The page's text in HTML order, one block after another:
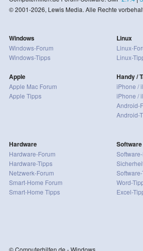
© 2001-2026, Lewis Media. Alle Rechte
Windows
Windows-Forum
Windows-Tipps
Apple
Apple Mac Forum
Apple Tipps
Linux
Linux-
Linux-
Handy /
iPhone /
iPhone /
Android-
Android-
Hardware
Hardware-Forum
Hardware-Tipps
Netzwerk-Forum
Smart-Home Forum
Smart-Home Tipps
Software
Word-
Excel-
© Computerhilfen.de - Windows